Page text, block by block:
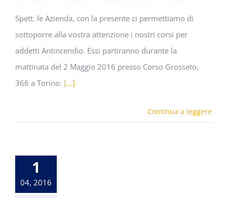
Spett. le Azienda, con la presente ci permettiamo di
sottoporre alla vostra attenzione i nostri corsi per
addetti Antincendio. Essi partiranno durante la
mattinata del 2 Maggio 2016 presso Corso Grosseto,
366 a Torino. […]
Continua a leggere
1
04, 2016